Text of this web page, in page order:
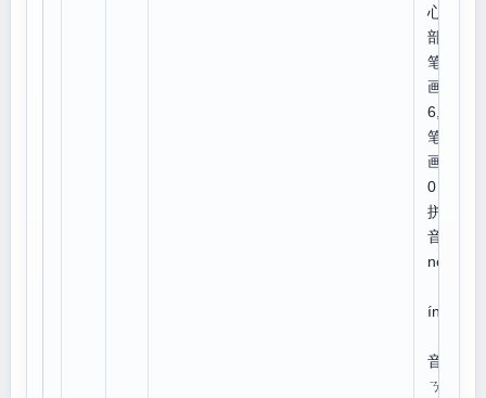
心,
部外
笔
画:
6,总
笔
画:1
0
拼
音：
nèn
ín
音：
ㄋㄣ